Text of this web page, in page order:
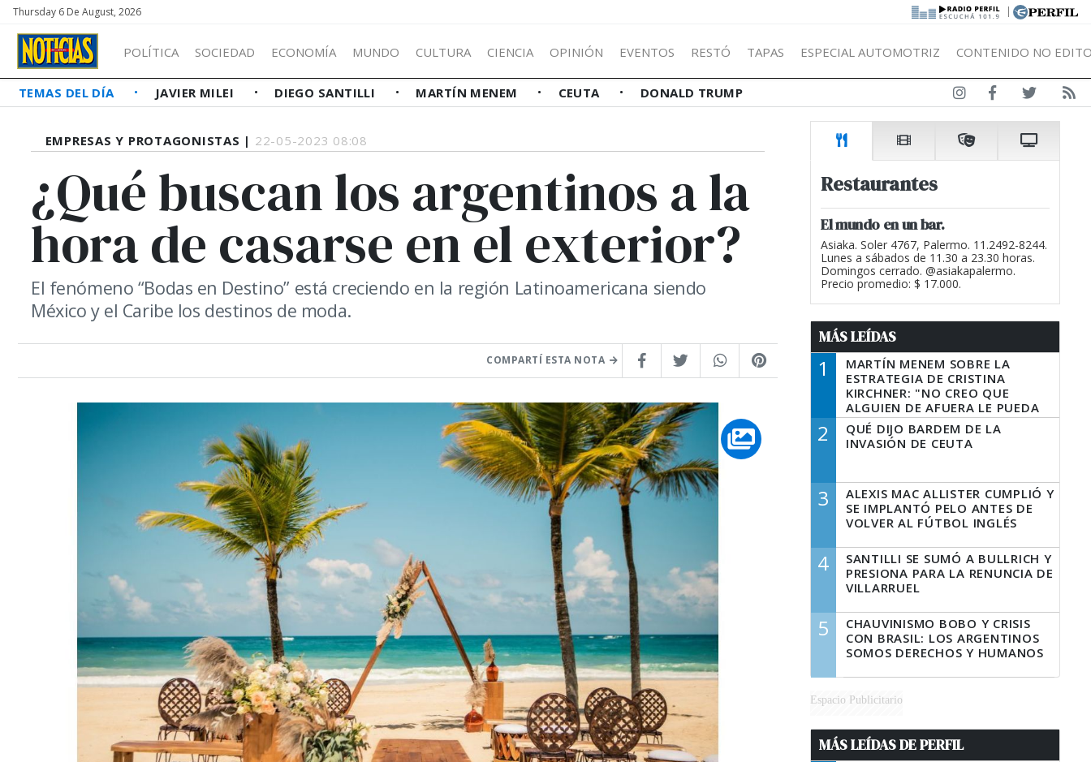
Thursday 6 De August, 2026 |
POLÍTICA SOCIEDAD ECONOMÍA MUNDO CULTURA CIENCIA OPINIÓN EVENTOS RESTÓ TAPAS ESPECIAL AUTOMOTRIZ CONTENIDO NO
TEMAS DEL DÍA JAVIER MILEI DIEGO SANTILLI MARTÍN MENEM CEUTA DONALD TRUMP
EMPRESAS Y PROTAGONISTAS | 22-05-2023 08:08
¿Qué buscan los argentinos a la
hora de casarse en el exterior?
El fenómeno “Bodas en Destino” está creciendo en la región Latinoamericana siendo
México y el Caribe los destinos de moda.
COMPARTÍ ESTA NOTA
Restaurantes
El mundo en un bar.
Asiaka. Soler 4767, Palermo. 11.2492-8244.
Lunes a sábados de 11.30 a 23.30 horas.
Domingos cerrado. @asiakapalermo.
Precio promedio: $ 17.000.
MÁS LEÍDAS
1
MARTÍN MENEM SOBRE LA
ESTRATEGIA DE CRISTINA
KIRCHNER: "NO CREO QUE
ALGUIEN DE AFUERA LE PUEDA
DECIR A LA JUSTICIA LO QUE
TIENE QUE HACER"
2
QUÉ DIJO BARDEM DE LA
INVASIÓN DE CEUTA
3
ALEXIS MAC ALLISTER CUMPLIÓ Y
SE IMPLANTÓ PELO ANTES DE
VOLVER AL FÚTBOL INGLÉS
4
SANTILLI SE SUMÓ A BULLRICH Y
PRESIONA PARA LA RENUNCIA DE
VILLARRUEL
5
CHAUVINISMO BOBO Y CRISIS
CON BRASIL: LOS ARGENTINOS
SOMOS DERECHOS Y HUMANOS
Espacio Publicitario
MÁS LEÍDAS DE PERFIL